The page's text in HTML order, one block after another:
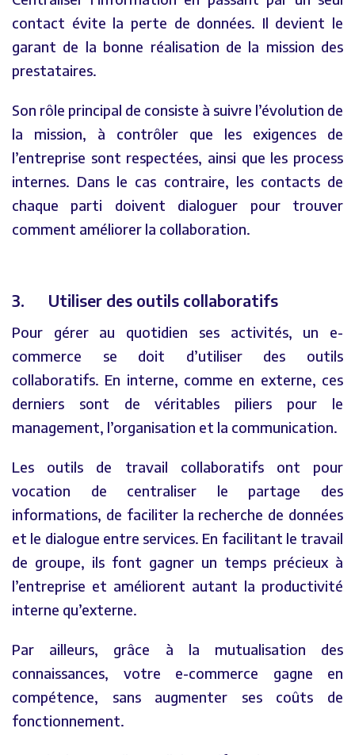
contact évite la perte de données. Il devient le
garant de la bonne réalisation de la mission des
prestataires.
Son rôle principal de consiste à suivre l’évolution de
la mission, à contrôler que les exigences de
l’entreprise sont respectées, ainsi que les process
internes. Dans le cas contraire, les contacts de
chaque parti doivent dialoguer pour trouver
comment améliorer la collaboration.
3. Utiliser des outils collaboratifs
Pour gérer au quotidien ses activités, un e-
commerce se doit d’utiliser des outils
collaboratifs. En interne, comme en externe, ces
derniers sont de véritables piliers pour le
management, l’organisation et la communication.
Les outils de travail collaboratifs ont pour
vocation de centraliser le partage des
informations, de faciliter la recherche de données
et le dialogue entre services. En facilitant le travail
de groupe, ils font gagner un temps précieux à
l’entreprise et améliorent autant la productivité
interne qu’externe.
Par ailleurs, grâce à la mutualisation des
connaissances, votre e-commerce gagne en
compétence, sans augmenter ses coûts de
fonctionnement.